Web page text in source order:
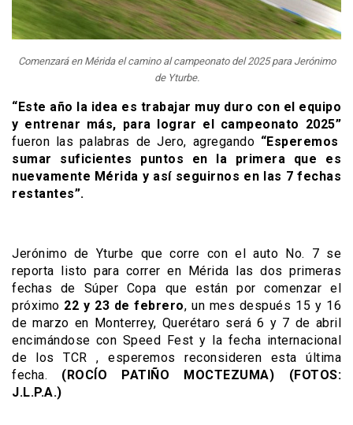
Comenzará en Mérida el camino al campeonato del 2025 para Jerónimo
de Yturbe.
“Este año la idea es trabajar muy duro con el equipo
y entrenar más, para lograr el campeonato 2025”
fueron las palabras de Jero, agregando “Esperemos
sumar suficientes puntos en la primera que es
nuevamente Mérida y así seguirnos en las 7 fechas
restantes”.
Jerónimo de Yturbe que corre con el auto No. 7 se
reporta listo para correr en Mérida las dos primeras
fechas de Súper Copa que están por comenzar el
próximo 22 y 23 de febrero, un mes después 15 y 16
de marzo en Monterrey, Querétaro será 6 y 7 de abril
encimándose con Speed Fest y la fecha internacional
de los TCR , esperemos reconsideren esta última
fecha. (ROCÍO PATIÑO MOCTEZUMA) (FOTOS:
J.L.P.A.)